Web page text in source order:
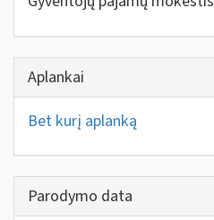
Aplankai
Bet kurį aplanką
Parodymo data